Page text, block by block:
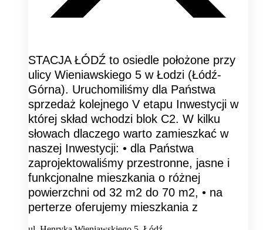
STACJA ŁÓDŹ to osiedle położone przy
ulicy Wieniawskiego 5 w Łodzi (Łódź-
Górna). Uruchomiliśmy dla Państwa
sprzedaż kolejnego V etapu Inwestycji w
której skład wchodzi blok C2. W kilku
słowach dlaczego warto zamieszkać w
naszej Inwestycji: • dla Państwa
zaprojektowaliśmy przestronne, jasne i
funkcjonalne mieszkania o różnej
powierzchni od 32 m2 do 70 m2, • na
perterze oferujemy mieszkania z